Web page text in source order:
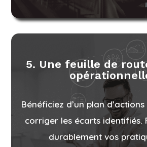
5. Une feuille de
Bénéficiez d’un plan
corriger les écarts identifiés.
durablement vos